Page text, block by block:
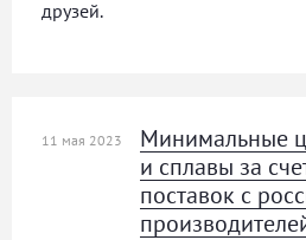
друзей.
11 мая 2023
Минимальные
и сплавы за
поставок с